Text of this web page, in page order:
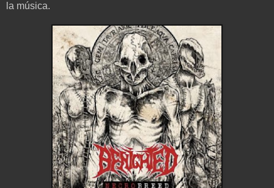
la música.